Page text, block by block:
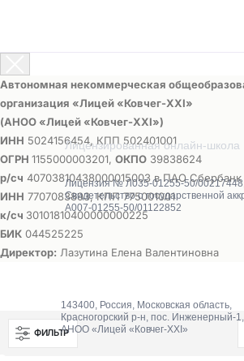
Автономная некоммерческая
организация «Лицей «Ковчег-ХХI»
(АНОО «Лицей «Ковчег-ХХI»)
ИНН 5024156454, КПП 502401001
ОГРН 1155000003201, ОКПО 39838624
р/сч 40703810438000015003 в ПАО Сбербанк
ИНН 7707083893, КПП 775001001
к/сч 30101810400000000225
БИК 044525225
Директор: Лазутина Елена Валентиновна
ФИЛЬТР
143400, Россия, Московская область,
Красногорский р-н, пос. Инженерный-
АНОО «Лицей «Ковчег-XXI»
Лицензированная онлайн-школа
Лицензия № Л035-01255-50/
Свидетельство о государственной
А007-01255-50/01122852